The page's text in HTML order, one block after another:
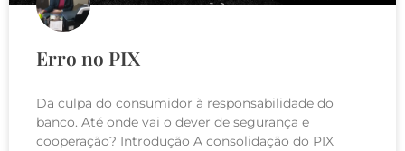
Erro no PIX
Da culpa do consumidor à responsabilidade do
banco. Até onde vai o dever de segurança e
cooperação? Introdução A consolidação do PIX